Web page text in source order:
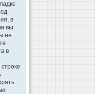
в
вы
не
в